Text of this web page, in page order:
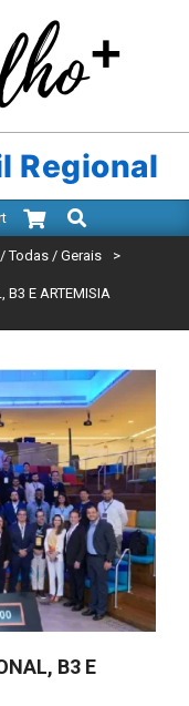
Regional
Search
Todas / Gerais >
B3 E ARTEMISIA
B3 E